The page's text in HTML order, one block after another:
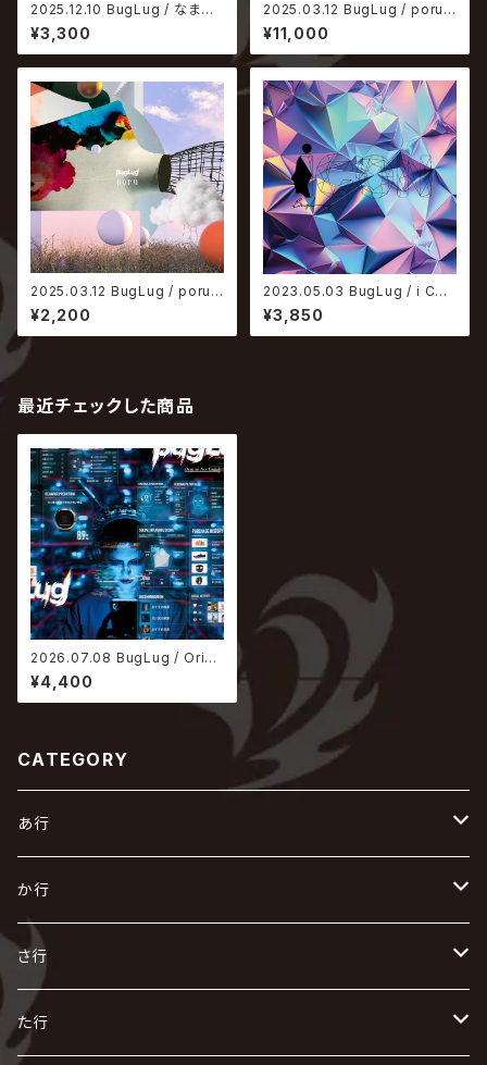
2025.12.10 BugLug / なまい
ろ。【通常盤】
¥3,300
2025.03.12 BugLug / poru
【完全生産限定盤】
¥11,000
2025.03.12 BugLug / poru
【通常盤】
¥2,200
2023.05.03 BugLug / i CO
N【通常盤】
¥3,850
最近チェックした商品
2026.07.08 BugLug / Origi
nal Not Found【初回生産限定
盤】
¥4,400
CATEGORY
あ行
あ
R指定
AIOLIN
い
IKUO
う
か行
か
怪人二十面奏
き
さ行
さ
た行